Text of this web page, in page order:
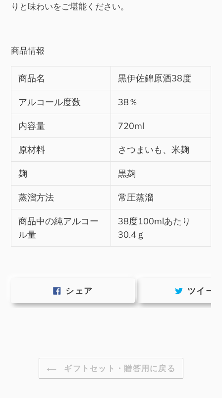
りと味わいをご堪能ください。
商品情報
商品名 黒伊佐錦原酒38度
アルコール度数 38％
内容量 720ml
原材料 さつまいも、米麹
麹 黒麹
蒸溜方法 常圧蒸溜
商品中の純アルコー
ル量
38度100mlあたり
30.4ｇ
シェア
シ
ツイー
ギフトセット・贈答用に戻る